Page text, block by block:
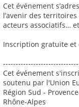
Cet événement
l’avenir des
acteurs associatifs…
Inscription gratuite et
Cet événement
soutenu par l'Union
Région Sud -
Rhône-Alpes